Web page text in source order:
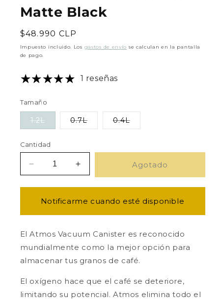
Matte Black
Precio
habitual
$48.990 CLP
Impuesto incluido. Los gastos de envío se calculan en la pantalla
de pago.
1 reseñas
Tamaño
1.2L
Variante
o
no
disponible
0.7L
Variante
disponible
0.4L
Variante
disponible
Cantidad
Reducir
cantidad
para
Atmos
Matte
Aumentar
cantidad
para
Atmos
Matte
Agotado
Notificarme cuando esté disponible
El Atmos Vacuum Canister es reconocido
mundialmente como la mejor opción para
almacenar tus granos de café.
El oxígeno hace que el café se deteriore,
limitando su potencial. Atmos elimina todo el